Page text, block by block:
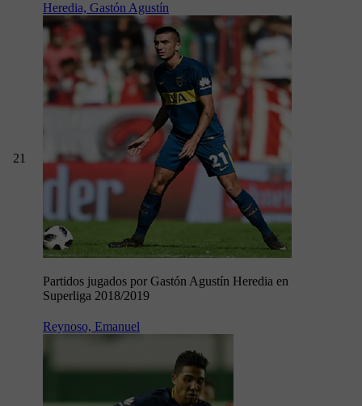
21
Heredia, Gastón Agustín
Partidos jugados por Gastón Agustín Heredia en
Superliga 2018/2019
Reynoso, Emanuel